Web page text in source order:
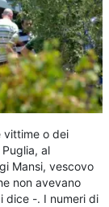
vittime o dei
al
Mansi, vescovo
non avevano
dice -. I numeri di